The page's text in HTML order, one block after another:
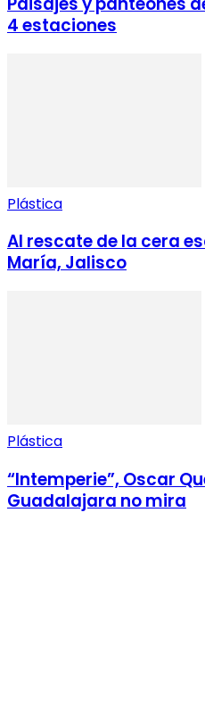
4 estaciones
Plástica
Al rescate de la cera
María, Jalisco
Plástica
“Intemperie”, Oscar
Guadalajara no mira